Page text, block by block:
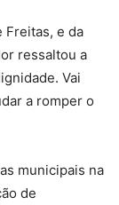
Freitas, e da
ressaltou a
Vai
a romper o
municipais na
de